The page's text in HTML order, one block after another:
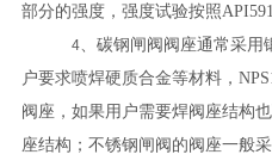
部分的强度，强度试验按照API591
4、碳钢闸阀阀座通常采用
户要求喷焊硬质合金等材料，
阀座，如果用户需要焊阀座结构也
座结构；不锈钢闸阀的阀座一般